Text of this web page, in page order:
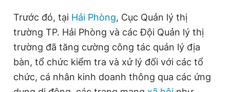
Trước đó, tại Hải Phòng, Cục Quản lý thị
trường TP. Hải Phòng và các Đội Quản lý thị
trường đã tăng cường công tác quản lý địa
bàn, tổ chức kiểm tra và xử lý đối với các tổ
chức, cá nhân kinh doanh thông qua các ứng